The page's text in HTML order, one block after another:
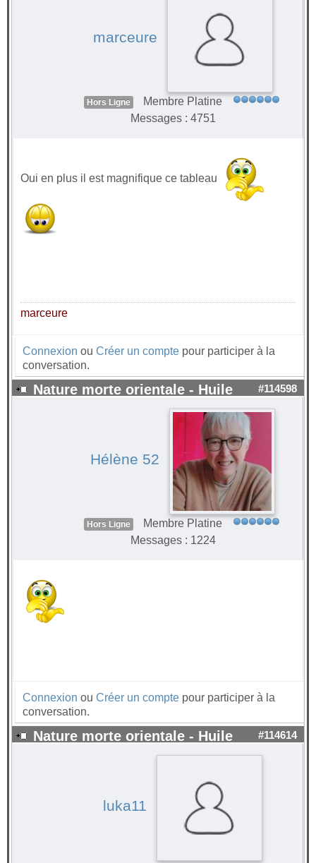
marceure
Hors Ligne
Membre Platine
Messages : 4751
Oui en plus il est magnifique ce tableau
marceure
Connexion ou Créer un compte pour participer à la
conversation.
Nature morte orientale - Huile #114598
Hélène 52
Hors Ligne
Membre Platine
Messages : 1224
Connexion ou Créer un compte pour participer à la
conversation.
Nature morte orientale - Huile #114614
luka11